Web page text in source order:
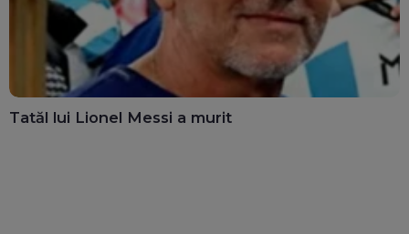
Tatăl lui Lionel Messi a murit